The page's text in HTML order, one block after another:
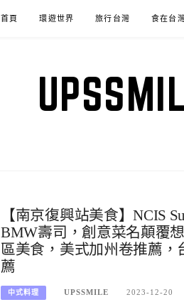
首頁 環遊世界 旅行台灣 食在台
【南京復興站美食】NCIS
BMW壽司，創意菜名顛覆
區美食，美式加州卷推薦
薦
中式料理 UPSSMILE 2023-12-20